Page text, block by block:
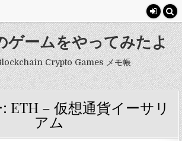
ゲームをやってみたよ
Crypto Games メモ帳
ETH – 仮想通貨イーサリ
アム